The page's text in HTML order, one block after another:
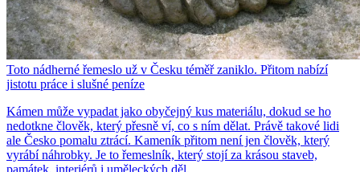
Toto nádherné řemeslo už v Česku téměř zaniklo. Přitom nabízí
jistotu práce i slušné peníze
Kámen může vypadat jako obyčejný kus materiálu, dokud se ho
nedotkne člověk, který přesně ví, co s ním dělat. Právě takové lidi
ale Česko pomalu ztrácí. Kameník přitom není jen člověk, který
vyrábí náhrobky. Je to řemeslník, který stojí za krásou staveb,